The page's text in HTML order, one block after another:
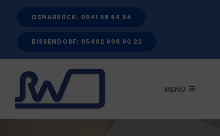
OSNABRÜCK: 0541 58 64 64
BISSENDORF: 05402 609 60 22
MENÜ